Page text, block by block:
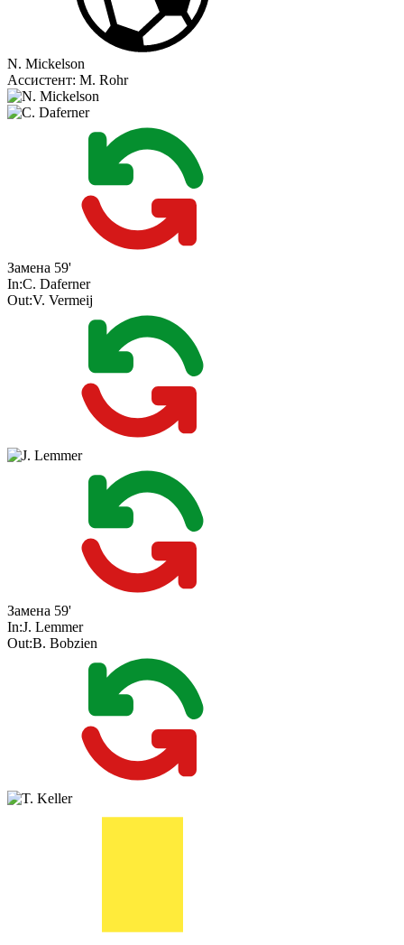
N. Mickelson
Ассистент: M. Rohr
Замена 59'
In:C. Daferner
Out:V. Vermeij
Замена 59'
In:J. Lemmer
Out:B. Bobzien